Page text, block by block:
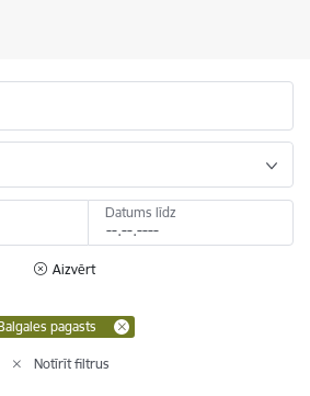
Datums līdz
Aizvērt
pagasts
Notīrīt filtrus